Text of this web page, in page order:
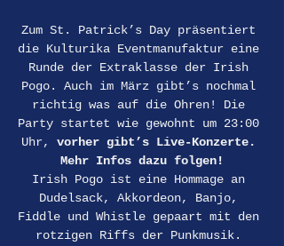
Zum St. Patrick’s Day präsentiert
die Kulturika Eventmanufaktur eine
Runde der Extraklasse der Irish
Pogo. Auch im März gibt’s nochmal
richtig was auf die Ohren! Die
Party startet wie gewohnt um 23:00
Uhr, vorher gibt’s Live-Konzerte.
Mehr Infos dazu folgen!
Irish Pogo ist eine Hommage an
Dudelsack, Akkordeon, Banjo,
Fiddle und Whistle gepaart mit den
rotzigen Riffs der Punkmusik.